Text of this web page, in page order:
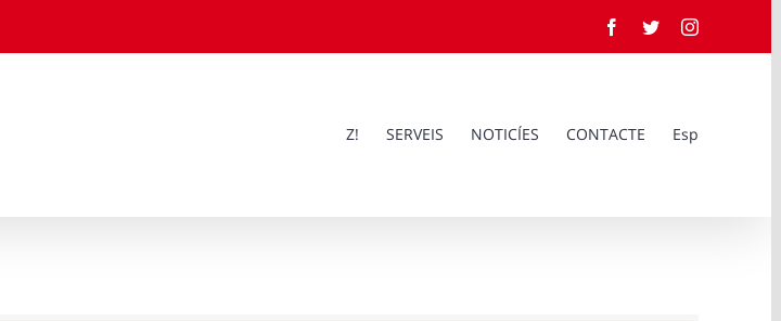
Facebook
TwitterInstagram
Z! SERVEIS NOTICÍES CONTACTE Esp